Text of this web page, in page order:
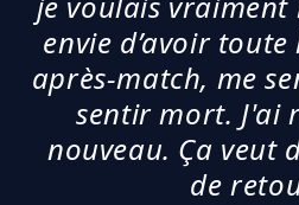
envie d’avoir
après-match, me
sentir mort. J'ai
nouveau. Ça veut
de